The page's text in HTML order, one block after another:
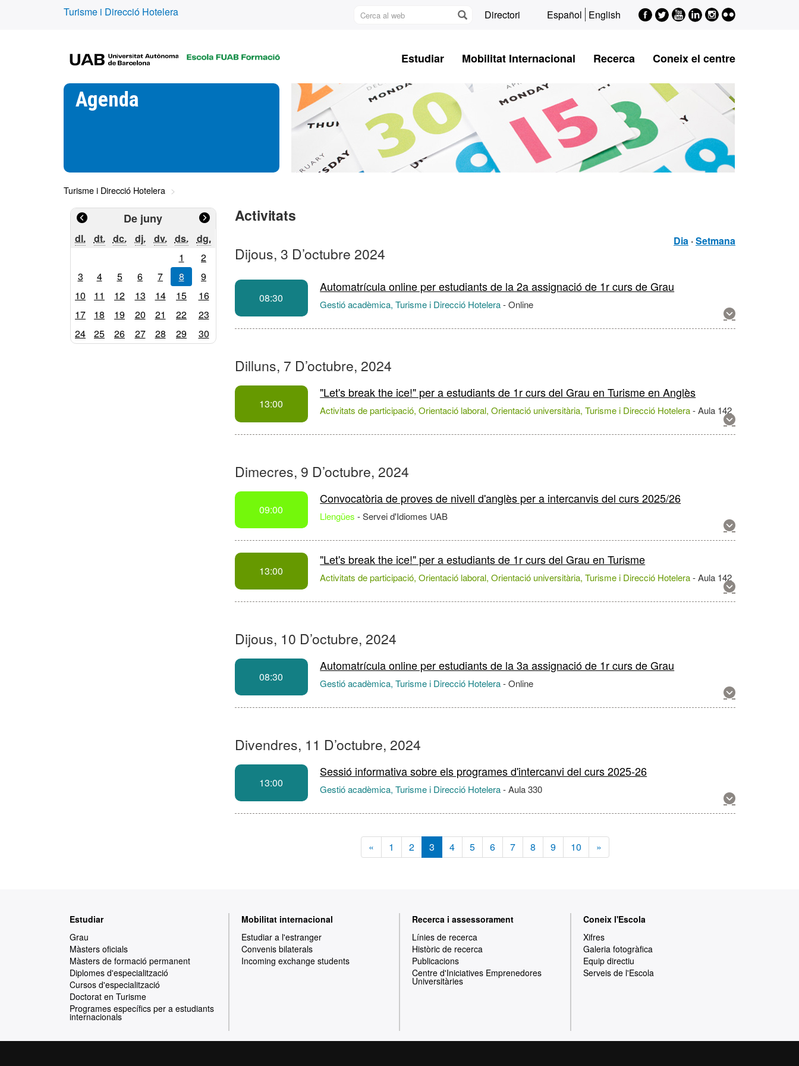
Turisme i Direcció Hotelera
Cerca
Directori Español English Facebook
Twitter
Youtube
LinkedIn
Instagram
Flickr
B
Estudiar Mobilitat Internacional Recerca Coneix el centre
Agenda
Turisme i Direcció Hotelera
De juny
dl.dilluns
dt.dimarts
dc.dimecres
dj.dijous
dv.divendres
ds.dissabte
dg.diumenge
1
2
3
4 5 6 7 8
9
10
11 12 13 14 15
16
17
18 19 20 21 22
23
24
25 26 27 28 29 30
Activitats
Dijous, 3 D’octubre 2024
Dia ·Setmana
08:30
Mostra
més
Automatrícula online per estudiants de la 2a assignació de 1r curs de Grau
Gestió acadèmica, Turisme i Direcció Hotelera-Online
Dilluns, 7 D’octubre, 2024
13:00
Mostra
més
"Let's break the ice!" per a estudiants de 1r curs del Grau en Turisme en Anglès
Activitats de participació, Orientació laboral, Orientació universitària, Turisme i Direcció Hotelera-Aula 142
Dimecres, 9 D’octubre, 2024
09:00
Mostra
més
activitat
Convocatòria de proves de nivell d'anglès per a intercanvis del curs 2025/26
Llengües-Servei d'Idiomes UAB
13:00
Mostra
més
"Let's break the ice!" per a estudiants de 1r curs del Grau en Turisme
Activitats de participació, Orientació laboral, Orientació universitària, Turisme i Direcció Hotelera-Aula 142
Dijous, 10 D’octubre, 2024
08:30
Mostra
més
Automatrícula online per estudiants de la 3a assignació de 1r curs de Grau
Gestió acadèmica, Turisme i Direcció Hotelera-Online
Divendres, 11 D’octubre, 2024
13:00
Mostra
més
Sessió informativa sobre els programes d'intercanvi del curs 2025-26
Gestió acadèmica, Turisme i Direcció Hotelera-Aula 330
« 1 2 3 4 5 6 7 8 9 10 »
Estudiar
Grau
Màsters oficials
Màsters de formació permanent
Diplomes d'especialització
Cursos d'especialització
Doctorat en Turisme
Programes específics per a estudiants
internacionals
Mobilitat internacional
Estudiar a l'estranger
Convenis bilaterals
Incoming exchange students
Recerca i assessorament
Línies de recerca
Històric de recerca
Publicacions
Centre d'Iniciatives Emprenedores
Universitàries
Coneix l'Escola
Xifres
Galeria fotogràfica
Equip directiu
Serveis de l'Escola